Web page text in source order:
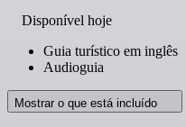
Disponível hoje
Guia turístico em inglês
Audioguia
Mostrar o que está incluído